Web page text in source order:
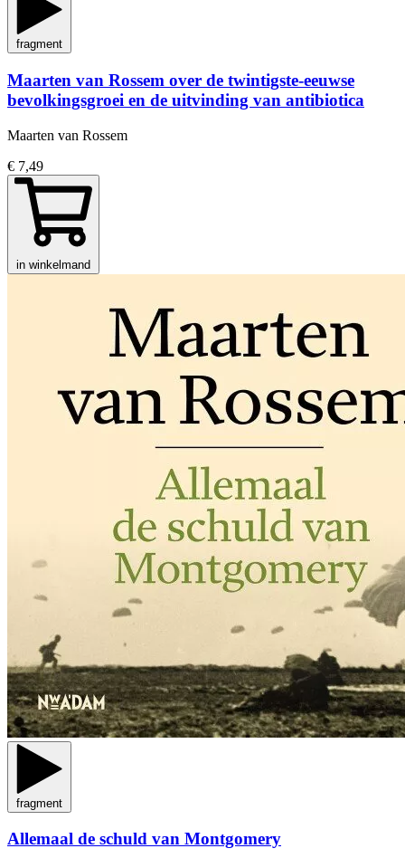
fragment
Maarten van Rossem over de twintigste-eeuwse
bevolkingsgroei en de uitvinding van antibiotica
Maarten van Rossem
€ 7,49
in winkelmand
fragment
Allemaal de schuld van Montgomery